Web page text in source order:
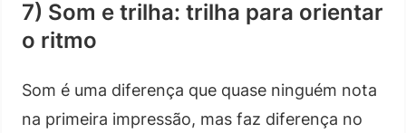
7) Som e trilha: trilha para orientar
o ritmo
Som é uma diferença que quase ninguém nota
na primeira impressão, mas faz diferença no